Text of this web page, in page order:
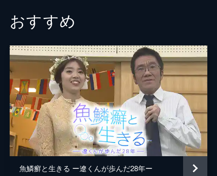
おすすめ
魚鱗癬と生きる ー遼くんが歩んだ28年ー